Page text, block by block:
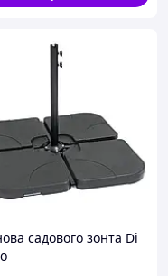
садового зонта Di